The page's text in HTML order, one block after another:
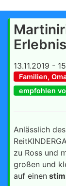
13.11.2019 -
Familien,
empfohlen
Anlässlich
zu Ross und
großen und
auf einen